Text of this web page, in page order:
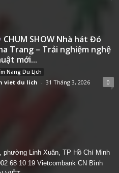
CHUM SHOW Nhà hát Đó
Trang – Trải nghiệm nghệ
mới...
Nang Du Lịch
viet du lich - 31 Tháng 3, 2026 0
phường Linh Xuân, TP Hồ Chí Minh
68 10 19 Vietcombank CN Bình